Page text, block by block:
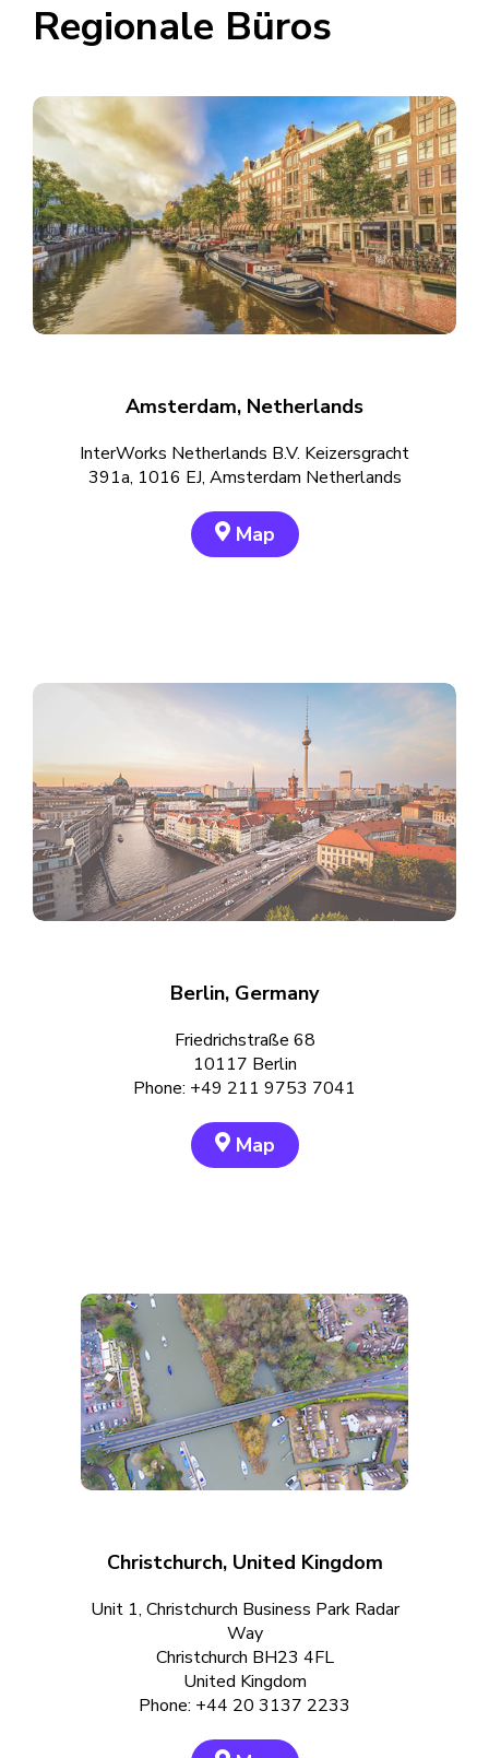
Regionale Büros
Amsterdam, Netherlands
InterWorks Netherlands B.V. Keizersgracht
391a, 1016 EJ, Amsterdam Netherlands
Map
Berlin, Germany
Friedrichstraße 68
10117 Berlin
Phone: +49 211 9753 7041
Map
Christchurch, United Kingdom
Unit 1, Christchurch Business Park Radar
Way
Christchurch BH23 4FL
United Kingdom
Phone: +44 20 3137 2233